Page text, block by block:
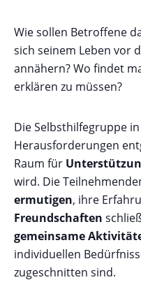
Wie sollen Betroffene
sich seinem Leben vor
annähern? Wo findet
erklären zu müssen?
Die Selbsthilfegruppe
Herausforderungen
Raum für
wird. Die
ermutigen, ihre
Freundschaften
gemeinsame
individuellen
zugeschnitten sind.